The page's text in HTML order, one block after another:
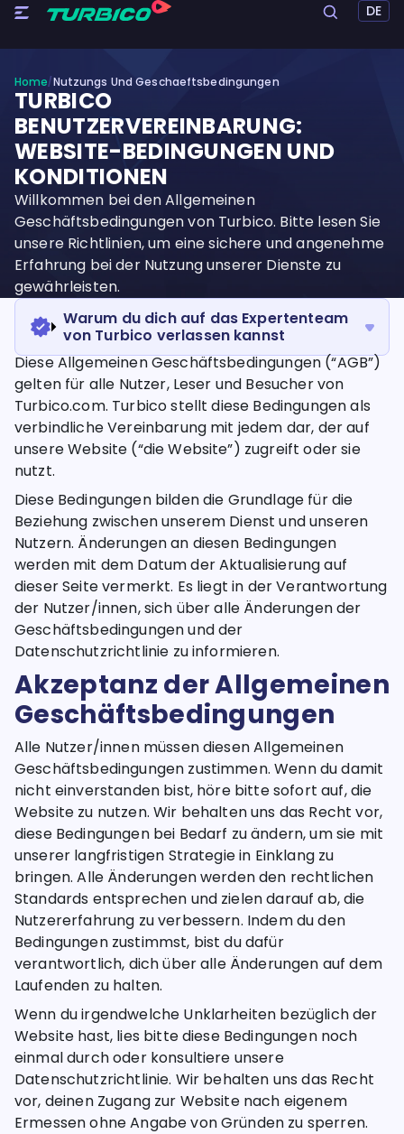
DE
Home/Nutzungs Und Geschaeftsbedingungen
TURBICO
BENUTZERVEREINBARUNG:
WEBSITE-BEDINGUNGEN UND
KONDITIONEN
Willkommen bei den Allgemeinen
Geschäftsbedingungen von Turbico. Bitte lesen Sie
unsere Richtlinien, um eine sichere und angenehme
Erfahrung bei der Nutzung unserer Dienste zu
gewährleisten.
Warum du dich auf das Expertenteam
von Turbico verlassen kannst
Diese Allgemeinen Geschäftsbedingungen (“AGB”)
gelten für alle Nutzer, Leser und Besucher von
Turbico.com. Turbico stellt diese Bedingungen als
verbindliche Vereinbarung mit jedem dar, der auf
unsere Website (“die Website”) zugreift oder sie
nutzt.
Diese Bedingungen bilden die Grundlage für die
Beziehung zwischen unserem Dienst und unseren
Nutzern. Änderungen an diesen Bedingungen
werden mit dem Datum der Aktualisierung auf
dieser Seite vermerkt. Es liegt in der Verantwortung
der Nutzer/innen, sich über alle Änderungen der
Geschäftsbedingungen und der
Datenschutzrichtlinie zu informieren.
Akzeptanz der Allgemeinen
Geschäftsbedingungen
Alle Nutzer/innen müssen diesen Allgemeinen
Geschäftsbedingungen zustimmen. Wenn du damit
nicht einverstanden bist, höre bitte sofort auf, die
Website zu nutzen. Wir behalten uns das Recht vor,
diese Bedingungen bei Bedarf zu ändern, um sie mit
unserer langfristigen Strategie in Einklang zu
bringen. Alle Änderungen werden den rechtlichen
Standards entsprechen und zielen darauf ab, die
Nutzererfahrung zu verbessern. Indem du den
Bedingungen zustimmst, bist du dafür
verantwortlich, dich über alle Änderungen auf dem
Laufenden zu halten.
Wenn du irgendwelche Unklarheiten bezüglich der
Website hast, lies bitte diese Bedingungen noch
einmal durch oder konsultiere unsere
Datenschutzrichtlinie. Wir behalten uns das Recht
vor, deinen Zugang zur Website nach eigenem
Ermessen ohne Angabe von Gründen zu sperren.